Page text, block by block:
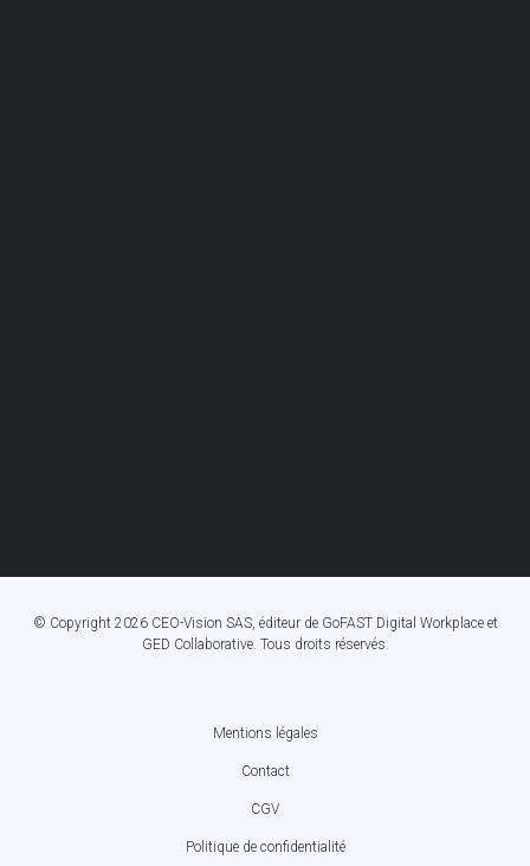
© Copyright 2026 CEO-Vision SAS, éditeur de GoFAST Digital Workplace et
GED Collaborative. Tous droits réservés.
Mentions légales
Contact
CGV
Politique de confidentialité